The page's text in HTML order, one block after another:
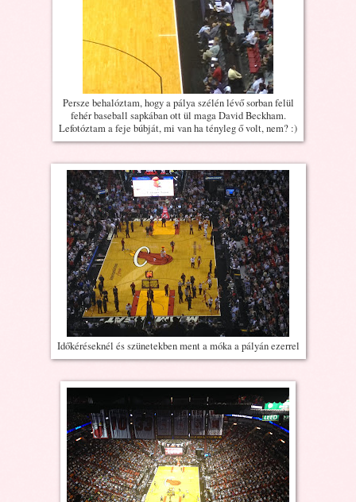
Persze behalóztam, hogy a pálya szélén lévő sorban felül
fehér baseball sapkában ott ül maga David Beckham.
Lefotóztam a feje búbját, mi van ha tényleg ő volt, nem? :)
Időkéréseknél és szünetekben ment a móka a pályán ezerrel